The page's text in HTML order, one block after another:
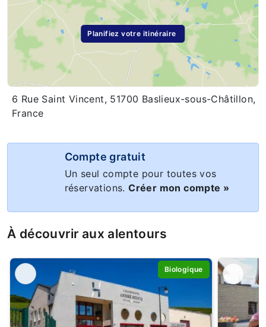
Planifiez votre itinéraire
6 Rue Saint Vincent, 51700 Baslieux-sous-Châtillon,
France
Compte gratuit
Un seul compte pour toutes vos
réservations.Créer mon compte »
À découvrir aux alentours
Biologique